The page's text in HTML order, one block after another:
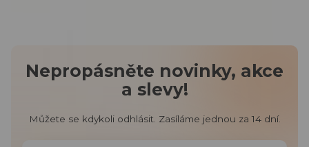
Nepropásněte novinky, akce
a slevy!
Můžete se kdykoli odhlásit. Zasíláme jednou za 14 dní.